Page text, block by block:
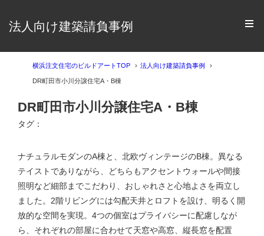
法人向け建築請負事例
横浜注文住宅のビルドアートTOP 法人向け建築請負事例
DR町田市小川分譲住宅A・B棟
DR町田市小川分譲住宅A・B棟
タグ：
ナチュラルモダンのA棟と、北欧ヴィンテージのB棟。異なる
テイストでありながら、どちらもアクセントウォールや間接
照明など細部までこだわり、おしゃれさと心地よさを両立し
ました。2階リビングには勾配天井とロフトを設け、明るく開
放的な空間を実現。4つの個室はプライバシーに配慮しなが
ら、それぞれの部屋に合わせて天窓や高窓、縦長窓を配置